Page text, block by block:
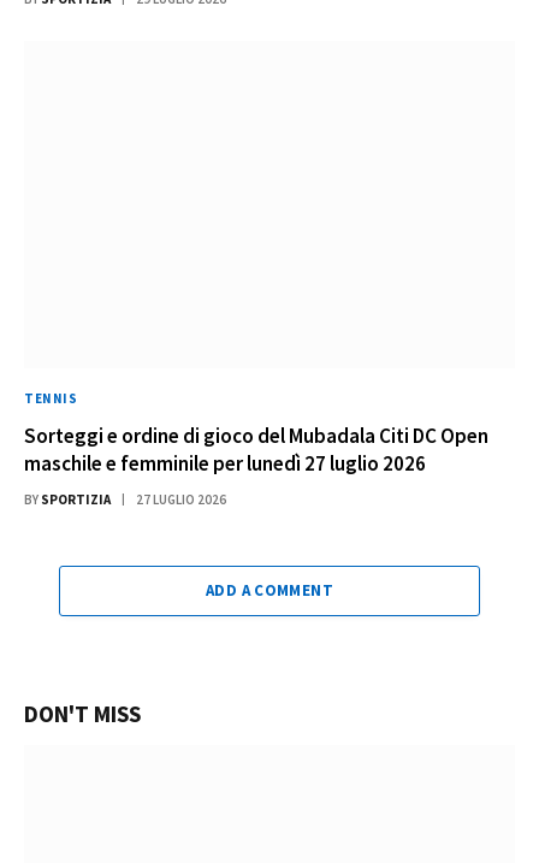
TENNIS
Sorteggi e ordine di gioco del Mubadala Citi DC Open
maschile e femminile per lunedì 27 luglio 2026
BY SPORTIZIA 27 LUGLIO 2026
ADD A COMMENT
DON'T MISS